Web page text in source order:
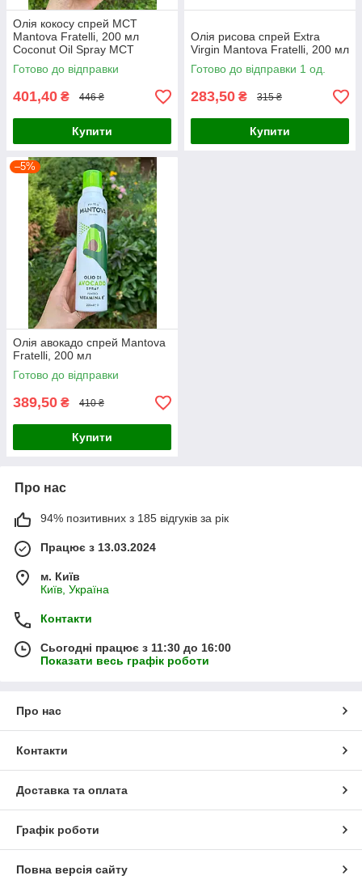
Олія кокосу спрей МСТ
Mantova Fratelli, 200 мл
Coconut Oil Spray MCT
Готово до відправки
401,40 ₴ 446 ₴
Купити
Олія рисова спрей Extra
Virgin Mantova Fratelli, 200 мл
Готово до відправки 1 од.
283,50 ₴ 315 ₴
Купити
–5%
Олія авокадо спрей Mantova
Fratelli, 200 мл
Готово до відправки
389,50 ₴ 410 ₴
Купити
Про нас
94% позитивних з 185 відгуків за рік
Працює з 13.03.2024
м. Київ
Київ, Україна
Контакти
Сьогодні працює з 11:30 до 16:00
Показати весь графік роботи
Про нас
Контакти
Доставка та оплата
Графік роботи
Повна версія сайту